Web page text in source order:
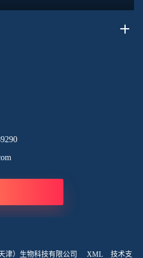
津）生物科技有限公司 XML 技术支